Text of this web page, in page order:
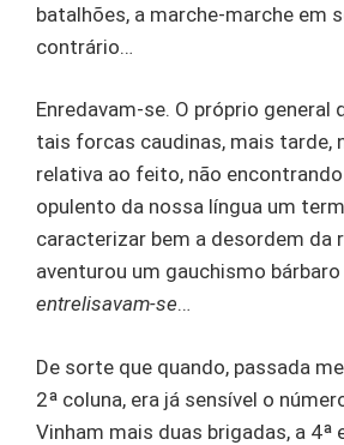
batalhões, a marche-marche em
contrário…
Enredavam-se. O próprio general
tais forcas caudinas, mais tarde,
relativa ao feito, não
opulento da nossa língua um
caracterizar bem a desordem da
aventurou um gauchismo
entrelisavam-se…
De sorte que quando, passada
2ª coluna, era já sensível o
Vinham mais duas brigadas, a 4ª